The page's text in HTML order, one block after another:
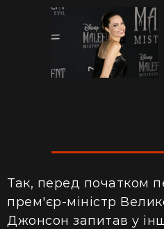
Так, перед початком
прем'єр-міністр
Джонсон запитав у